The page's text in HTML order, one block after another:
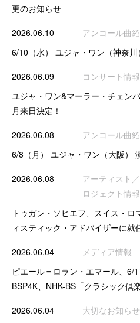
更のお知らせ
2026.06.10
アンコール曲
6/10（水） ユジャ・ワン（神奈
2026.06.09
コンサート情報
ユジャ・ワン&マーラー・チェン
月来日決定！
2026.06.08
アンコール曲
6/8（月） ユジャ・ワン（大阪）
2026.06.08
アーティスト
ロジェクト情報
トゥガン・ソヒエフ、スイス・
ィスティック・アドバイザーに就
2026.06.04
メディア情報
ピエール＝ロラン・エマール、6/
BSP4K、NHK-BS「クラシック倶
2026.06.04
大切なお知らせ